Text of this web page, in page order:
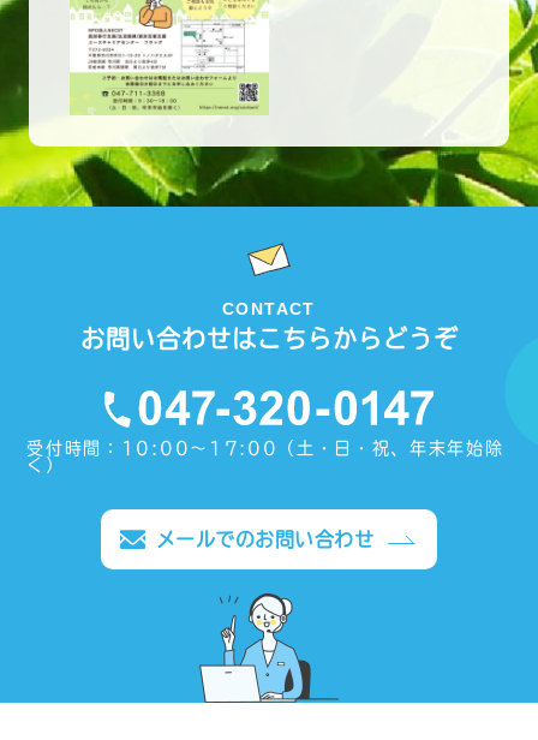
CONTACT
お問い合わせはこちらからどうぞ
受付時間：10:00〜17:00（土・日・祝、年末年始除
く）
メールでのお問い合わせ